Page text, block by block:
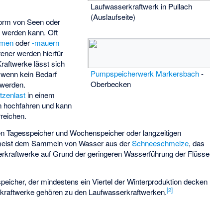
Laufwasserkraftwerk in Pullach
(Auslaufseite)
Pumpspeicherwerk Markersbach-
Oberbecken
von Seen oder
kann. Oft
oder-mauern
werden hierfür
lässt sich
kein Bedarf
in einem
und kann
und Wochenspeicher oder langzeitigen
dem Sammeln von Wasser aus derSchneeschmelze, das
auf Grund der geringeren Wasserführung der Flüsse
der mindestens ein Viertel der Winterproduktion decken
gehören zu den Laufwasserkraftwerken.[2]